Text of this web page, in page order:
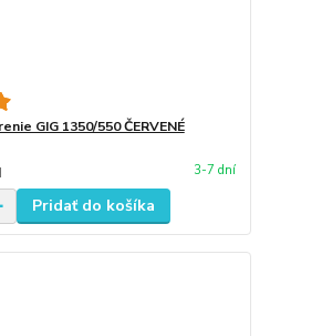
GIG 1350/550 ČERVENÉ
3-7 dní
Pridať do košíka